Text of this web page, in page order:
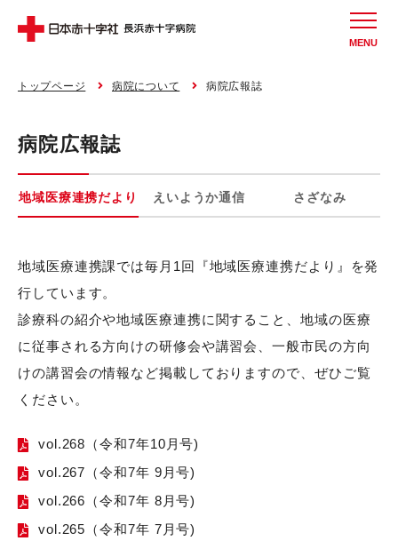
MENU
トップページ 病院について 病院広報誌
病院広報誌
地域医療連携だより えいようか通信 さざなみ
地域医療連携課では毎月1回『地域医療連携だより』を発
行しています。
診療科の紹介や地域医療連携に関すること、地域の医療
に従事される方向けの研修会や講習会、一般市民の方向
けの講習会の情報など掲載しておりますので、ぜひご覧
ください。
vol.268（令和7年10月号)
vol.267（令和7年 9月号)
vol.266（令和7年 8月号)
vol.265（令和7年 7月号)